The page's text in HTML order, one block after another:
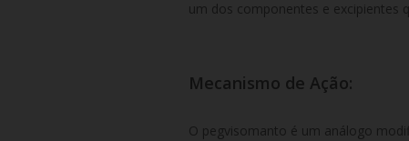
um dos componentes e excipientes
Mecanismo de Ação:
O pegvisomanto é um análogo